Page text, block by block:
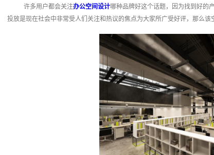
许多用户都会关注办公空间设计哪种品牌好这个话题，因为找到好的
投放是现在社会中非常受人们关注和热议的焦点为大家所广受好评，那么该